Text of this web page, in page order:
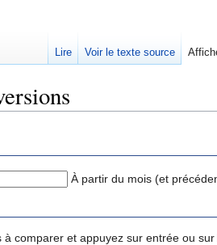
À partir du mois (et
comparer et appuyez sur entrée ou sur
Lire Voir le texte source